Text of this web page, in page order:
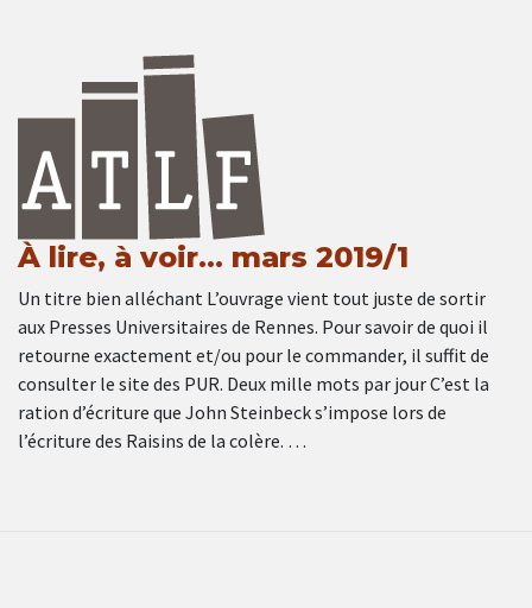
À lire, à voir… mars 2019/1
Un titre bien alléchant L’ouvrage vient tout juste de sortir
aux Presses Universitaires de Rennes. Pour savoir de quoi il
retourne exactement et/ou pour le commander, il suffit de
consulter le site des PUR. Deux mille mots par jour C’est la
ration d’écriture que John Steinbeck s’impose lors de
l’écriture des Raisins de la colère. …